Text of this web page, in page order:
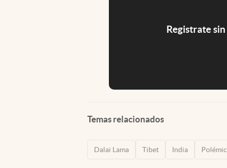
Registrate
Temas relacionados
Dalai Lama Tibet India